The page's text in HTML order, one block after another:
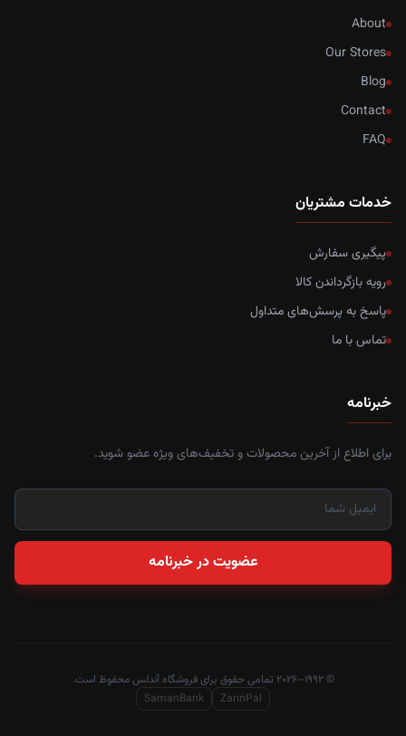
About
Our Stores
Blog
Contact
FAQ
خدمات مشتریان
پیگیری سفارش
رویه بازگرداندن کالا
پاسخ به پرسش‌های متداول
تماس با ما
خبرنامه
برای اطلاع از آخرین محصولات و تخفیف‌های ویژه عضو شوید.
عضویت در خبرنامه
© ۱۹۹۲–۲۰۲۶ تمامی حقوق برای فروشگاه آندلس محفوظ است.
ZarinPal
SamanBank